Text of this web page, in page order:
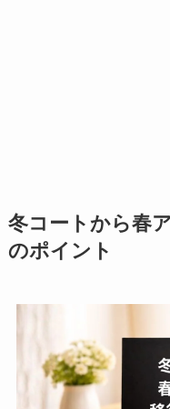
冬コートから春
のポイント